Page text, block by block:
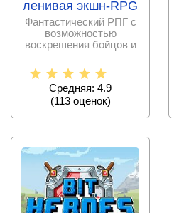
ленивая экшн-RPG
Фантастический РПГ с
возможностью
воскрешения бойцов и
арену. Для
Средняя: 4.9
(113оценок)